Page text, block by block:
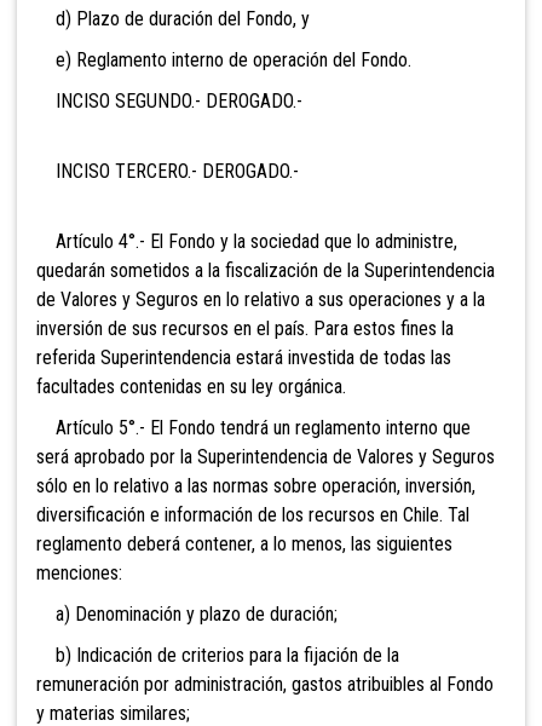
d) Plazo de duración del Fondo, y
e) Reglamento interno de operación del Fondo.
INCISO SEGUNDO.- DEROGADO.-
INCISO TERCERO.- DEROGADO.-
Artículo 4°.- El Fondo y la sociedad que lo administre,
quedarán sometidos a la fiscalización de la Superintendencia
de Valores y Seguros en lo relativo a sus operaciones y a la
inversión de sus recursos en el país. Para estos fines la
referida Superintendencia estará investida de todas las
facultades contenidas en su ley orgánica.
Artículo 5°.- El Fondo tendrá un reglamento interno que
será aprobado por la Superintendencia de Valores y Seguros
sólo en lo relativo a las normas sobre operación, inversión,
diversificación e información de los recursos en Chile. Tal
reglamento deberá contener, a lo menos, las siguientes
menciones:
a) Denominación y plazo de duración;
b) Indicación de criterios para la fijación de la
remuneración por administración, gastos atribuibles al Fondo
y materias similares;